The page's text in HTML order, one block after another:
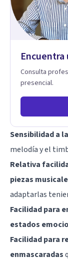
personalizada.
Consulta
presencial.
Sensibilidad a
melodía y el
Relativa
piezas
adaptarlas
Facilidad para
estados
Facilidad para
enmascaradas